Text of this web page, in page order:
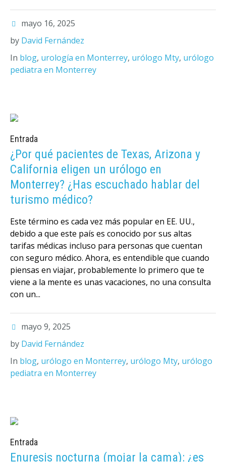
mayo 16, 2025
by David Fernández
In blog, urología en Monterrey, urólogo Mty, urólogo
pediatra en Monterrey
Entrada
¿Por qué pacientes de Texas, Arizona y
California eligen un urólogo en
Monterrey? ¿Has escuchado hablar del
turismo médico?
Este término es cada vez más popular en EE. UU.,
debido a que este país es conocido por sus altas
tarifas médicas incluso para personas que cuentan
con seguro médico. Ahora, es entendible que cuando
piensas en viajar, probablemente lo primero que te
viene a la mente es unas vacaciones, no una consulta
con un...
mayo 9, 2025
by David Fernández
In blog, urólogo en Monterrey, urólogo Mty, urólogo
pediatra en Monterrey
Entrada
Enuresis nocturna (mojar la cama): ¿es